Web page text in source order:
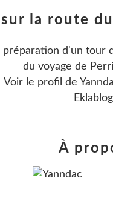
sur la route
préparation d'un tour
du voyage de
Voir le profil de
Eklablog
À